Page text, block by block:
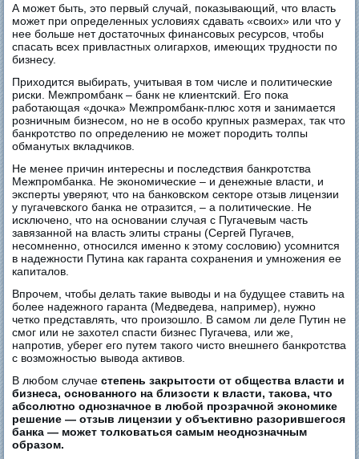
А может быть, это первый случай, показывающий, что власть
может при определенных условиях сдавать «своих» или что у
нее больше нет достаточных финансовых ресурсов, чтобы
спасать всех привластных олигархов, имеющих трудности по
бизнесу.
Приходится выбирать, учитывая в том числе и политические
риски. Межпромбанк – банк не клиентский. Его пока
работающая «дочка» Межпромбанк-плюс хотя и занимается
розничным бизнесом, но не в особо крупных размерах, так что
банкротство по определению не может породить толпы
обманутых вкладчиков.
Не менее причин интересны и последствия банкротства
Межпромбанка. Не экономические – и денежные власти, и
эксперты уверяют, что на банковском секторе отзыв лицензии
у пугачевского банка не отразится, – а политические. Не
исключено, что на основании случая с Пугачевым часть
завязанной на власть элиты страны (Сергей Пугачев,
несомненно, относился именно к этому сословию) усомнится
в надежности Путина как гаранта сохранения и умножения ее
капиталов.
Впрочем, чтобы делать такие выводы и на будущее ставить на
более надежного гаранта (Медведева, например), нужно
четко представлять, что произошло. В самом ли деле Путин не
смог или не захотел спасти бизнес Пугачева, или же,
напротив, уберег его путем такого чисто внешнего банкротства
с возможностью вывода активов.
В любом случаестепень закрытости от общества власти и
бизнеса, основанного на близости к власти, такова, что
абсолютно однозначное в любой прозрачной экономике
решение — отзыв лицензии у объективно разорившегося
банка — может толковаться самым неоднозначным
образом.